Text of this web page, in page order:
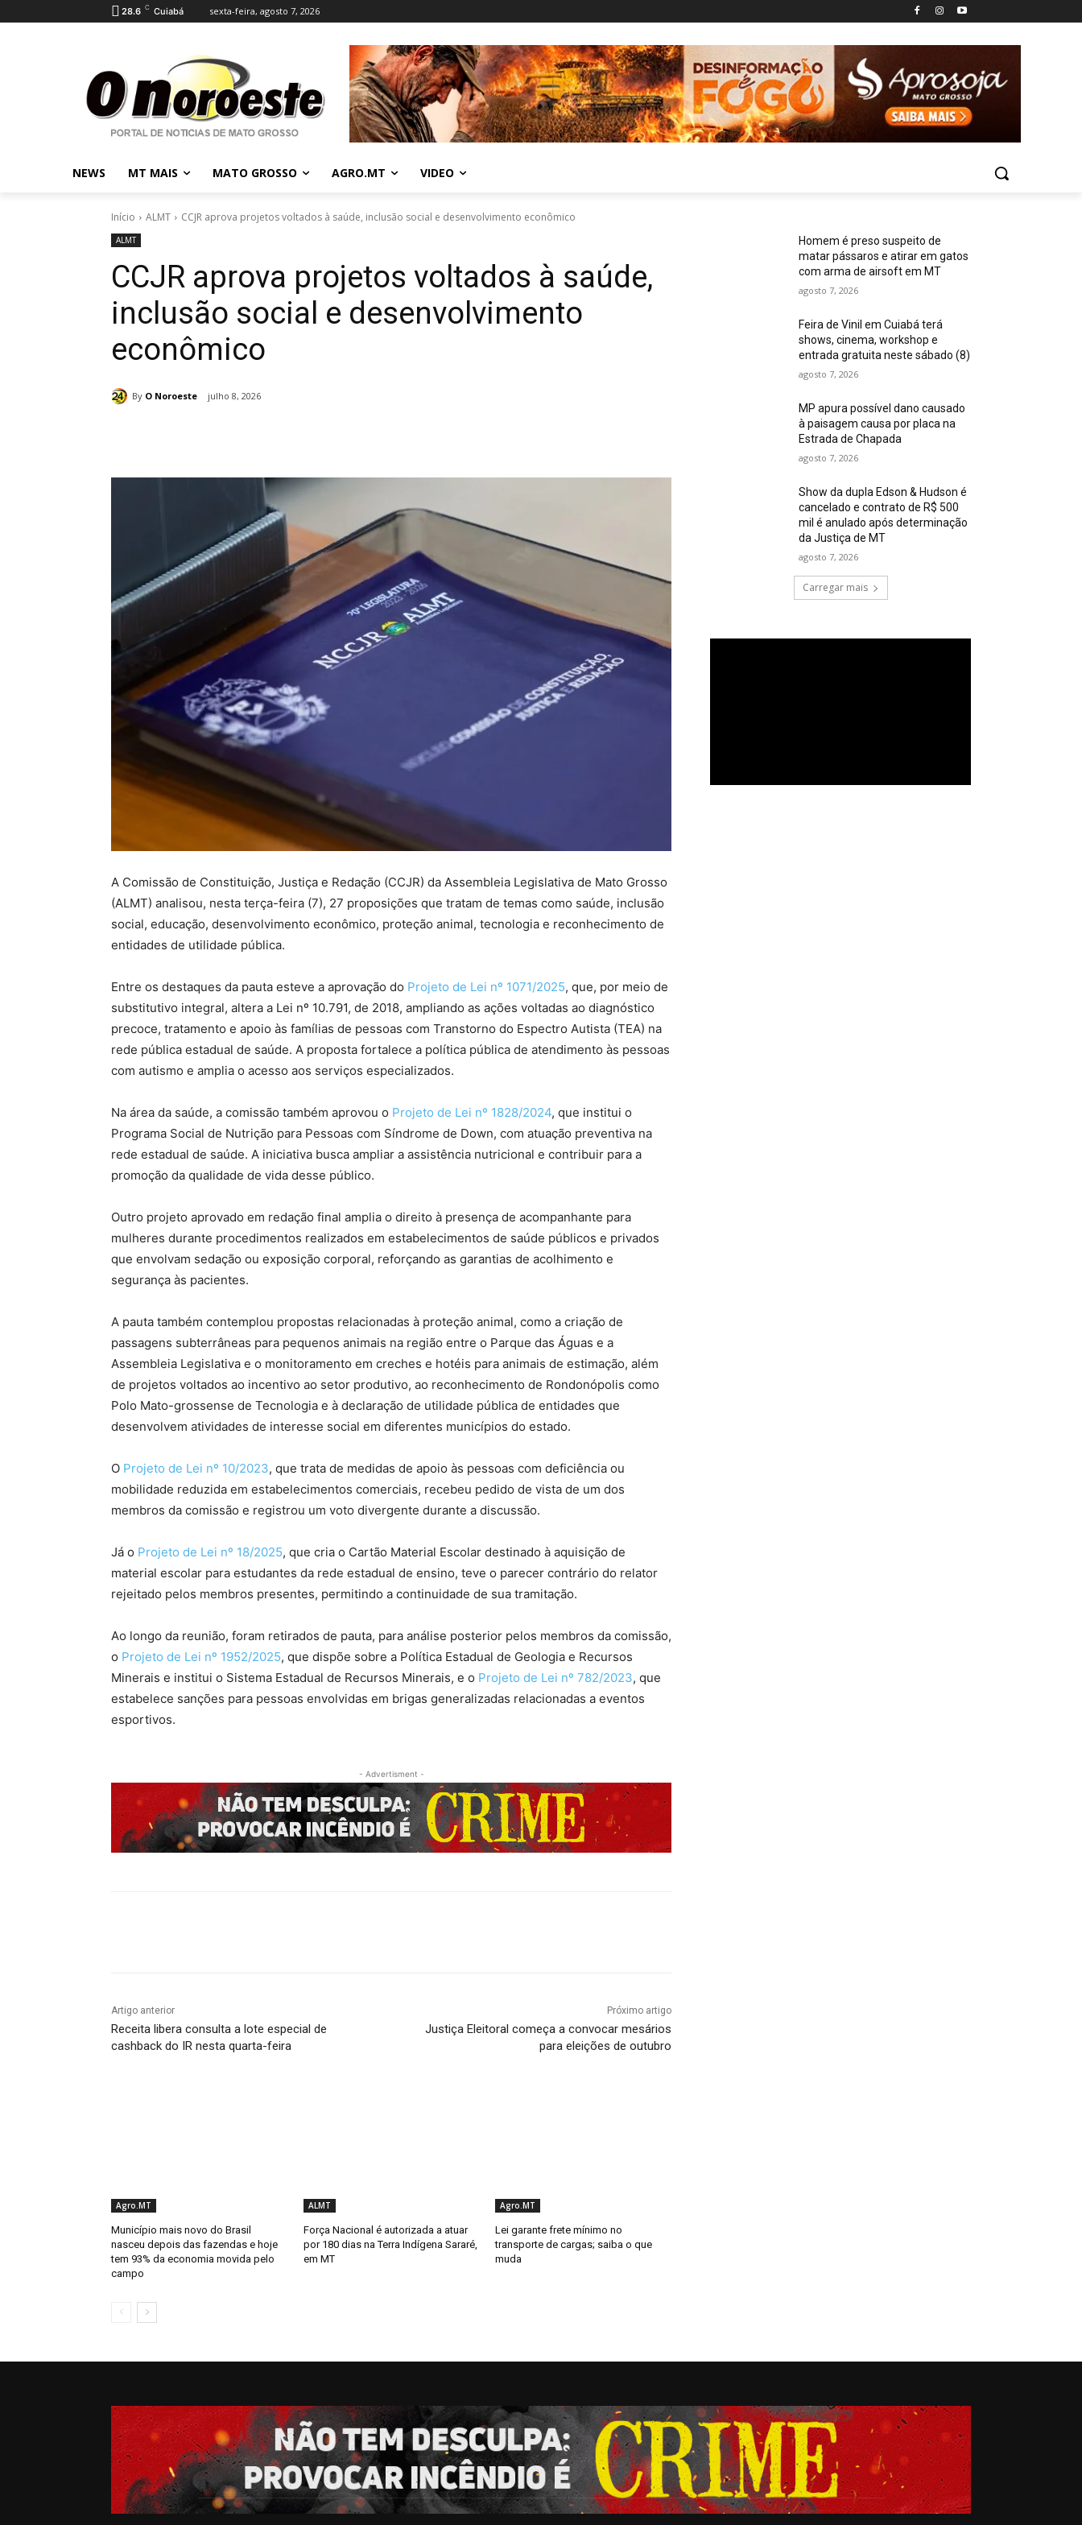
28.6 C Cuiabá sexta-feira, agosto 7, 2026
NEWS MT MAIS MATO GROSSO AGRO.MT VIDEO
Início ALMT CCJR aprova projetos voltados à saúde, inclusão social e desenvolvimento econômico
ALMT
CCJR aprova projetos voltados à saúde,
inclusão social e desenvolvimento
econômico
By O Noroeste julho 8, 2026
A Comissão de Constituição, Justiça e Redação (CCJR) da Assembleia Legislativa de Mato Grosso
(ALMT) analisou, nesta terça-feira (7), 27 proposições que tratam de temas como saúde, inclusão
social, educação, desenvolvimento econômico, proteção animal, tecnologia e reconhecimento de
entidades de utilidade pública.
Entre os destaques da pauta esteve a aprovação do Projeto de Lei nº 1071/2025, que, por meio de
substitutivo integral, altera a Lei nº 10.791, de 2018, ampliando as ações voltadas ao diagnóstico
precoce, tratamento e apoio às famílias de pessoas com Transtorno do Espectro Autista (TEA) na
rede pública estadual de saúde. A proposta fortalece a política pública de atendimento às pessoas
com autismo e amplia o acesso aos serviços especializados.
Na área da saúde, a comissão também aprovou o Projeto de Lei nº 1828/2024, que institui o
Programa Social de Nutrição para Pessoas com Síndrome de Down, com atuação preventiva na
rede estadual de saúde. A iniciativa busca ampliar a assistência nutricional e contribuir para a
promoção da qualidade de vida desse público.
Outro projeto aprovado em redação final amplia o direito à presença de acompanhante para
mulheres durante procedimentos realizados em estabelecimentos de saúde públicos e privados
que envolvam sedação ou exposição corporal, reforçando as garantias de acolhimento e
segurança às pacientes.
A pauta também contemplou propostas relacionadas à proteção animal, como a criação de
passagens subterrâneas para pequenos animais na região entre o Parque das Águas e a
Assembleia Legislativa e o monitoramento em creches e hotéis para animais de estimação, além
de projetos voltados ao incentivo ao setor produtivo, ao reconhecimento de Rondonópolis como
Polo Mato-grossense de Tecnologia e à declaração de utilidade pública de entidades que
desenvolvem atividades de interesse social em diferentes municípios do estado.
O Projeto de Lei nº 10/2023, que trata de medidas de apoio às pessoas com deficiência ou
mobilidade reduzida em estabelecimentos comerciais, recebeu pedido de vista de um dos
membros da comissão e registrou um voto divergente durante a discussão.
Já o Projeto de Lei nº 18/2025, que cria o Cartão Material Escolar destinado à aquisição de
material escolar para estudantes da rede estadual de ensino, teve o parecer contrário do relator
rejeitado pelos membros presentes, permitindo a continuidade de sua tramitação.
Ao longo da reunião, foram retirados de pauta, para análise posterior pelos membros da comissão,
o Projeto de Lei nº 1952/2025, que dispõe sobre a Política Estadual de Geologia e Recursos
Minerais e institui o Sistema Estadual de Recursos Minerais, e o Projeto de Lei nº 782/2023, que
estabelece sanções para pessoas envolvidas em brigas generalizadas relacionadas a eventos
esportivos.
- Advertisment -
Artigo anterior
Receita libera consulta a lote especial de
cashback do IR nesta quarta-feira
Próximo artigo
Justiça Eleitoral começa a convocar mesários
para eleições de outubro
Agro.MT
Município mais novo do Brasil
nasceu depois das fazendas e hoje
tem 93% da economia movida pelo
campo
ALMT
Força Nacional é autorizada a atuar
por 180 dias na Terra Indígena Sararé,
em MT
Agro.MT
Lei garante frete mínimo no
transporte de cargas; saiba o que
muda
Homem é preso suspeito de
matar pássaros e atirar em gatos
com arma de airsoft em MT
agosto 7, 2026
Feira de Vinil em Cuiabá terá
shows, cinema, workshop e
entrada gratuita neste sábado (8)
agosto 7, 2026
MP apura possível dano causado
à paisagem causa por placa na
Estrada de Chapada
agosto 7, 2026
Show da dupla Edson & Hudson é
cancelado e contrato de R$ 500
mil é anulado após determinação
da Justiça de MT
agosto 7, 2026
Carregar mais